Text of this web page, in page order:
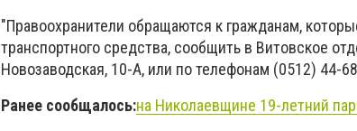
"Правоохранители обращаются к гражданам,
транспортного средства, сообщить в Витовское
Новозаводская, 10-А, или по телефонам (0512) 44-
Ранее сообщалось:на Николаевщине 19-летний